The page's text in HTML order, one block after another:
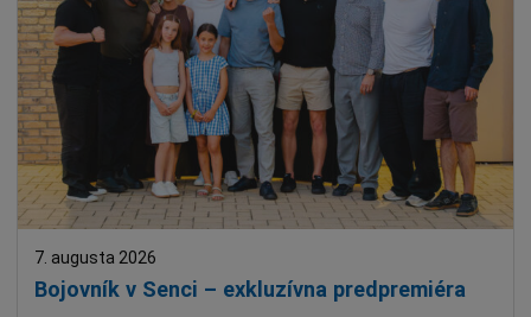
Bojovník v Senci – exkluzívna predpremiéra
7. augusta 2026